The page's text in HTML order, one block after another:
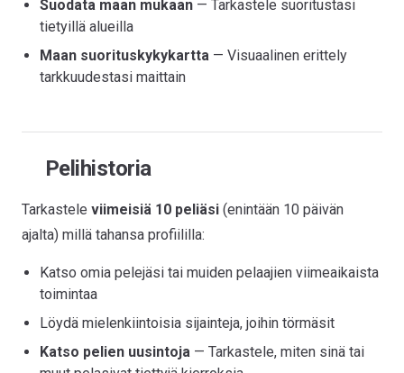
Suodata maan mukaan — Tarkastele suoritustasi
tietyillä alueilla
Maan suorituskykykartta — Visuaalinen erittely
tarkkuudestasi maittain
Pelihistoria
Tarkastele viimeisiä 10 peliäsi (enintään 10 päivän
ajalta) millä tahansa profiililla:
Katso omia pelejäsi tai muiden pelaajien viimeaikaista
toimintaa
Löydä mielenkiintoisia sijainteja, joihin törmäsit
Katso pelien uusintoja — Tarkastele, miten sinä tai